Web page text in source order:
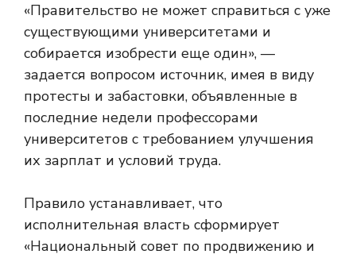
«Правительство не может справиться с уже
существующими университетами и
собирается изобрести еще один», —
задается вопросом источник, имея в виду
протесты и забастовки, объявленные в
последние недели профессорами
университетов с требованием улучшения
их зарплат и условий труда.
Правило устанавливает, что
исполнительная власть сформирует
«Национальный совет по продвижению и